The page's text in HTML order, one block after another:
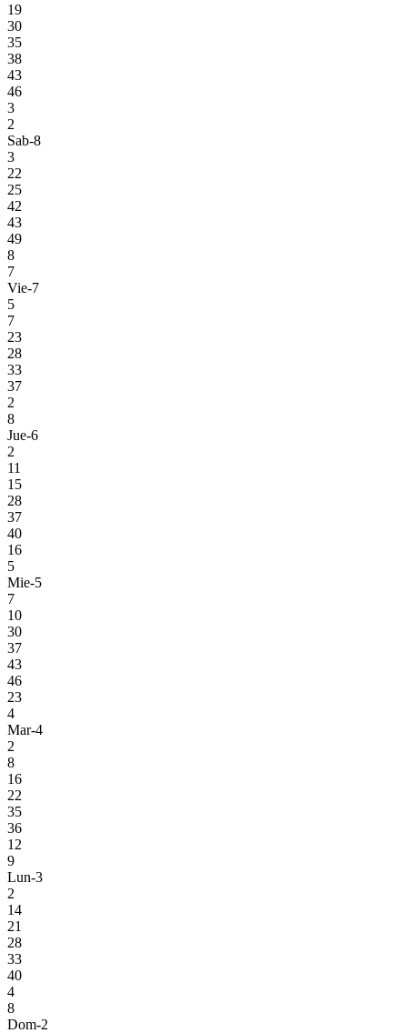
19
30
35
38
43
46
3
2
Sab-8
3
22
25
42
43
49
8
7
Vie-7
5
7
23
28
33
37
2
8
Jue-6
2
11
15
28
37
40
16
5
Mie-5
7
10
30
37
43
46
23
4
Mar-4
2
8
16
22
35
36
12
9
Lun-3
2
14
21
28
33
40
4
8
Dom-2